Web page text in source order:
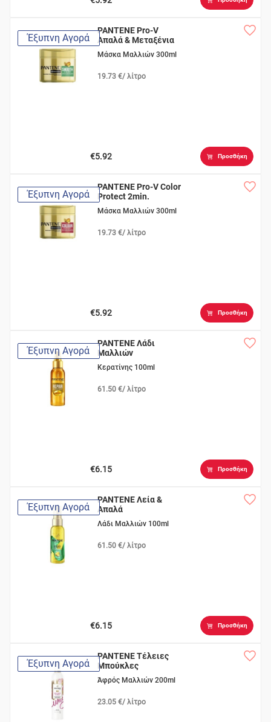
Έξυπνη Αγορά
PANTENE Pro-V
Απαλά & Μεταξένια
2min
Μάσκα Μαλλιών 300ml
19.73 €/ λίτρο
€5.92 Προσθήκη
Έξυπνη Αγορά
PANTENE Pro-V Color
Protect 2min.
Μάσκα Μαλλιών 300ml
19.73 €/ λίτρο
€5.92 Προσθήκη
Έξυπνη Αγορά
PANTENE Λάδι
Μαλλιών
Κερατίνης 100ml
61.50 €/ λίτρο
€6.15 Προσθήκη
Έξυπνη Αγορά
PANTENE Λεία &
Απαλά
Λάδι Μαλλιών 100ml
61.50 €/ λίτρο
€6.15 Προσθήκη
Έξυπνη Αγορά
PANTENE Τέλειες
Μπούκλες
Άφρός Μαλλιών 200ml
23.05 €/ λίτρο